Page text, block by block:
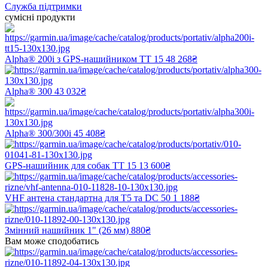
Служба підтримки
сумісні продукти
Alpha® 200i з GPS-нашийником TT 15 48 268₴
Alpha® 300 43 032₴
Alpha® 300/300i 45 408₴
GPS-нашийник для собак TT 15 13 600₴
VHF антена стандартна для T5 та DC 50 1 188₴
Змінний нашийник 1" (26 мм) 880₴
Вам може сподобатись